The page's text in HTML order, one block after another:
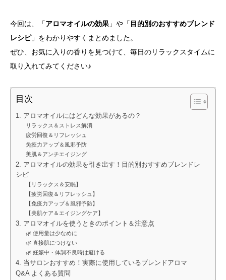
今回は、「アロマオイルの効果 」や「 目的別のおすすめブレンド
レシピ」をわかりやすくまとめました。
ぜひ、お気に入りの香りを見つけて、毎日のリラックスタイムに
取り入れてみてください♪
目次
1. アロマオイルにはどんな効果があるの？
リラックス＆ストレス解消
疲労回復＆リフレッシュ
免疫力アップ＆風邪予防
美肌＆アンチエイジング
2. アロマオイルの効果を引き出す！目的別おすすめブレンドレ
シピ
【リラックス＆安眠】
【疲労回復＆リフレッシュ】
【免疫力アップ＆風邪予防】
【美肌ケア＆エイジングケア】
3. アロマオイルを使うときのポイント＆注意点
🌿 使用量は少なめに
🌿 直接肌につけない
🌿 妊娠中・体調不良時は避ける
4. 当サロンおすすめ！実際に使用しているブレンドアロマ
Q&A よくある質問